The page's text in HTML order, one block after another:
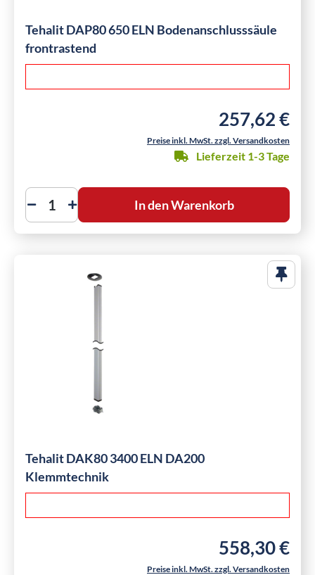
Tehalit DAP80 650 ELN Bodenanschlusssäule
frontrastend
Regulärer Preis:
257,62 €
Preise inkl. MwSt. zzgl. Versandkosten
Lieferzeit 1-3 Tage
In den Warenkorb
Tehalit DAK80 3400 ELN DA200
Klemmtechnik
Regulärer Preis:
558,30 €
Preise inkl. MwSt. zzgl. Versandkosten